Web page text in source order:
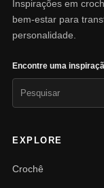
Inspirações em
bem-estar para
personalidade.
Encontre uma
EXPLORE
Crochê